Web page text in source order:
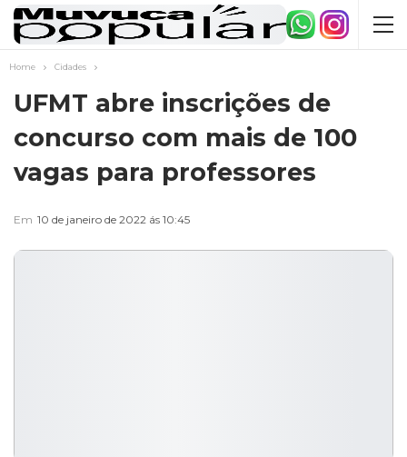
Home Cidades
UFMT abre inscrições de
concurso com mais de 100
vagas para professores
Em 10 de janeiro de 2022 ás 10:45